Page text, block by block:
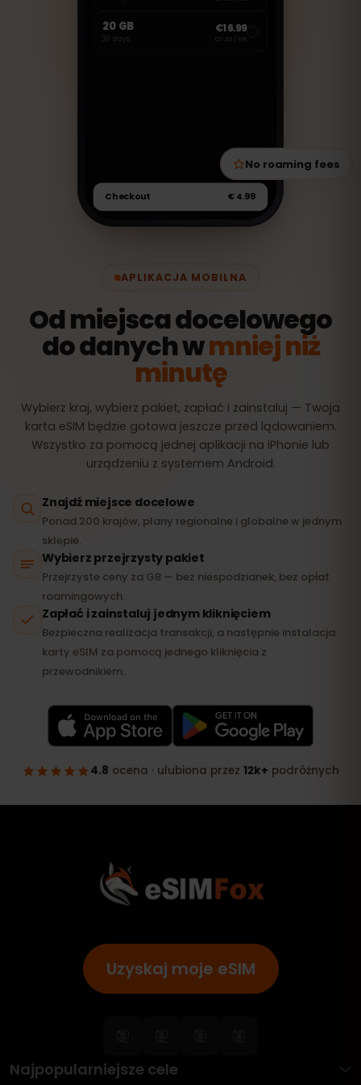
Uzyskaj moje eSIM
Najpopularniejsze cele